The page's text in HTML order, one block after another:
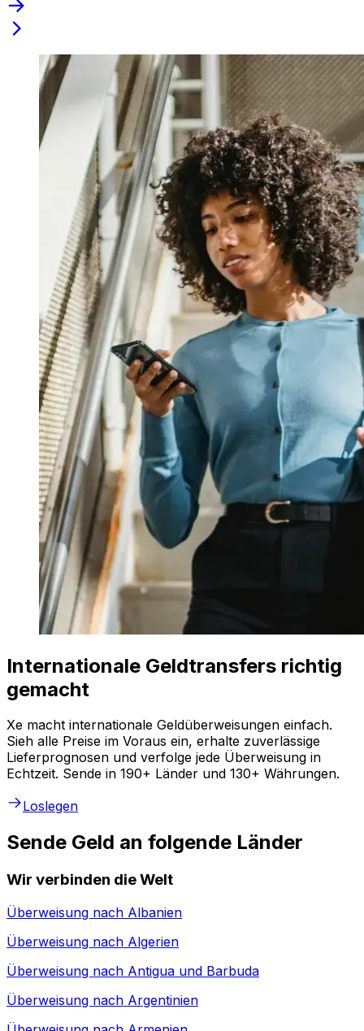
Internationale Geldtransfers richtig
gemacht
Xe macht internationale Geldüberweisungen einfach.
Sieh alle Preise im Voraus ein, erhalte zuverlässige
Lieferprognosen und verfolge jede Überweisung in
Echtzeit. Sende in 190+ Länder und 130+ Währungen.
Loslegen
Sende Geld an folgende Länder
Wir verbinden die Welt
Überweisung nach Albanien
Überweisung nach Algerien
Überweisung nach Antigua und Barbuda
Überweisung nach Argentinien